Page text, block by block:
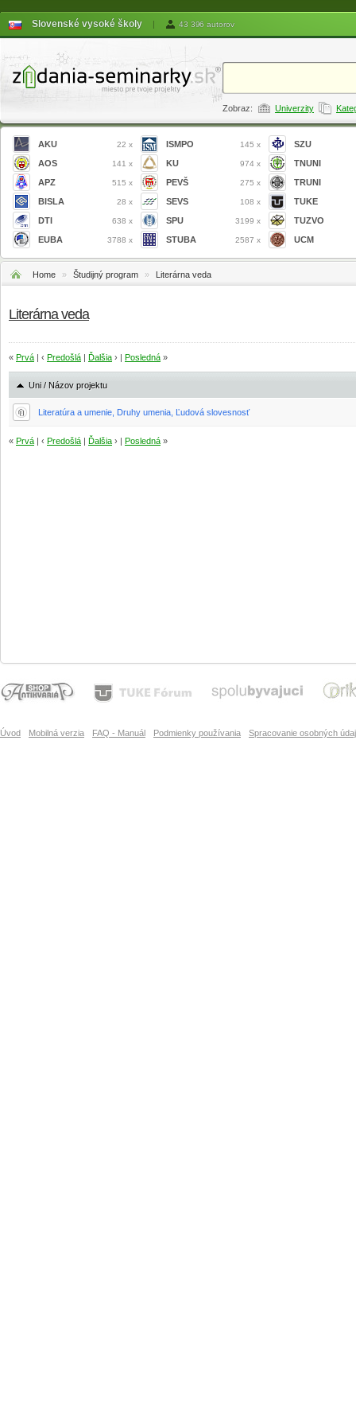
Slovenské vysoké školy | 43 396 autorov
Zobraz: Univerzity
AKU 22 x
AOS 141 x
APZ 515 x
BISLA 28 x
DTI 638 x
EUBA 3788 x
ISMPO 145 x
KU 974 x
PEVŠ 275 x
SEVS 108 x
SPU 3199 x
STUBA 2587 x
SZU
TNUNI
TRUNI
TUKE
TUZVO
UCM
Home » Študijný program » Literárna veda
Literárna veda
« Prvá | ‹ Predošlá | Ďalšia › | Posledná »
Uni / Názov projektu
Literatúra a umenie, Druhy umenia, Ľudová slovesnosť
« Prvá | ‹ Predošlá | Ďalšia › | Posledná »
Úvod Mobilná verzia FAQ - Manuál Podmienky používania Spracovanie osobných